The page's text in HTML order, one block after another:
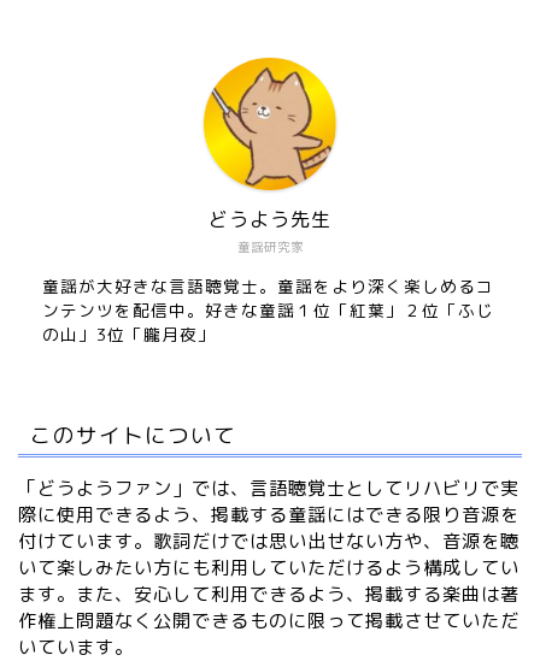
童謡研究家
どうよう先生
童謡が大好きな言語聴覚士。童謡をより深く楽しめるコ
ンテンツを配信中。好きな童謡１位「紅葉」２位「ふじ
の山」3位「朧月夜」
このサイトについて
「どうようファン」では、言語聴覚士としてリハビリで実
際に使用できるよう、掲載する童謡にはできる限り音源を
付けています。歌詞だけでは思い出せない方や、音源を聴
いて楽しみたい方にも利用していただけるよう構成してい
ます。また、安心して利用できるよう、掲載する楽曲は著
作権上問題なく公開できるものに限って掲載させていただ
いています。